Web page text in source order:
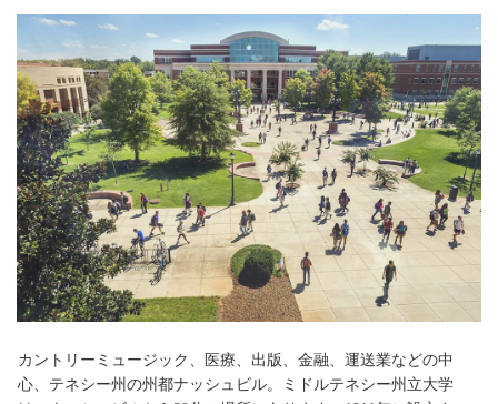
North Central College
【University】イリノイ州
〇 〇
Oregon State University※
【University】オレゴン州 〇 〇
Santa Rosa Junior College
【College】カリフォルニア州
〇 〇
SUNY Geneseo
【University】ニューヨーク州
〇 〇
Truckee Meadows Community College
【College】ネバダ州
〇 〇
University of Central Florida※
【University】フロリダ州
〇 〇
University of Nevada, Reno ※
【University】ワシントン州
Brock University
【University】オンタリオ州
〇
Langara College
【College】ブリティッシュコロンビア州
〇
カントリーミュージック、医療、出版、金融、運送業などの中
心、テネシー州の州都ナッシュビル。ミドルテネシー州立大学